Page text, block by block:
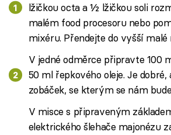
lžičkou octa a ½ lžičkou soli
malém food procesoru nebo
mixéru. Přendejte do vyšší malé
V jedné odměrce připravte 100
50 ml řepkového oleje. Je
zobáček, se kterým se nám
V misce s připraveným
elektrického šlehače majonézu